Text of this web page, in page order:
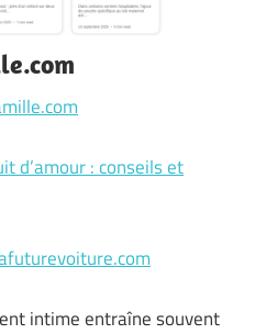
d’amour : conseils et
intime entraîne souvent